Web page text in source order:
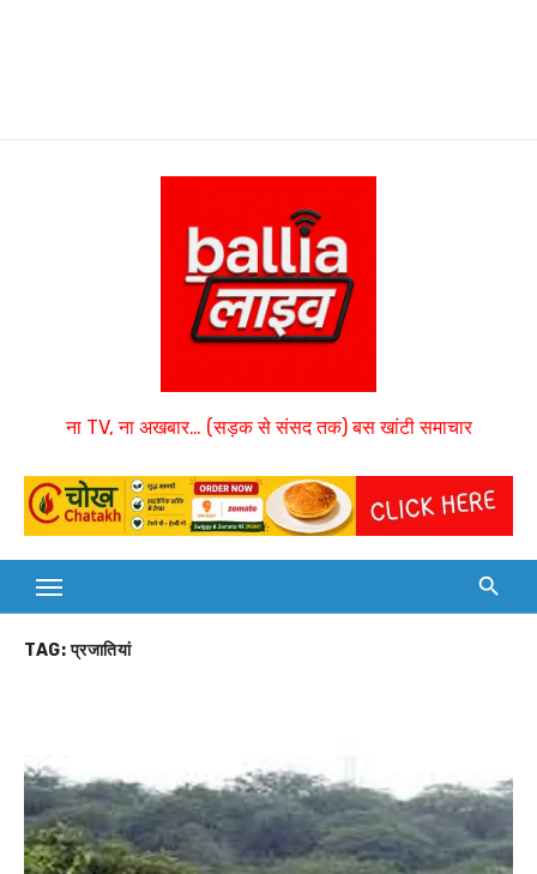
ना TV, ना अखबार… (सड़क से संसद तक) बस खांटी समाचार
TAG:प्रजातियां